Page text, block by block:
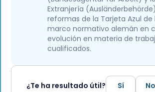
Extranjería
reformas de la Tarjeta Azul de
marco normativo alemán en
evolución en materia de
cualificados.
¿Te ha resultado útil? Sí No